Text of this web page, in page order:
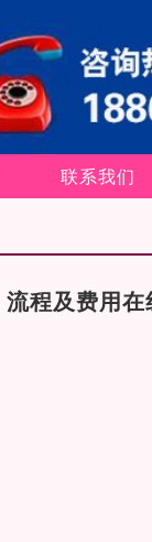
联系我们
程及费用在